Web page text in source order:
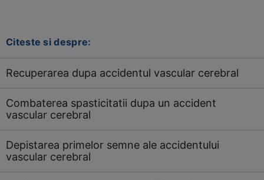
Citeste si despre:
Recuperarea dupa accidentul vascular cerebral
Combaterea spasticitatii dupa un accident
vascular cerebral
Depistarea primelor semne ale accidentului
vascular cerebral